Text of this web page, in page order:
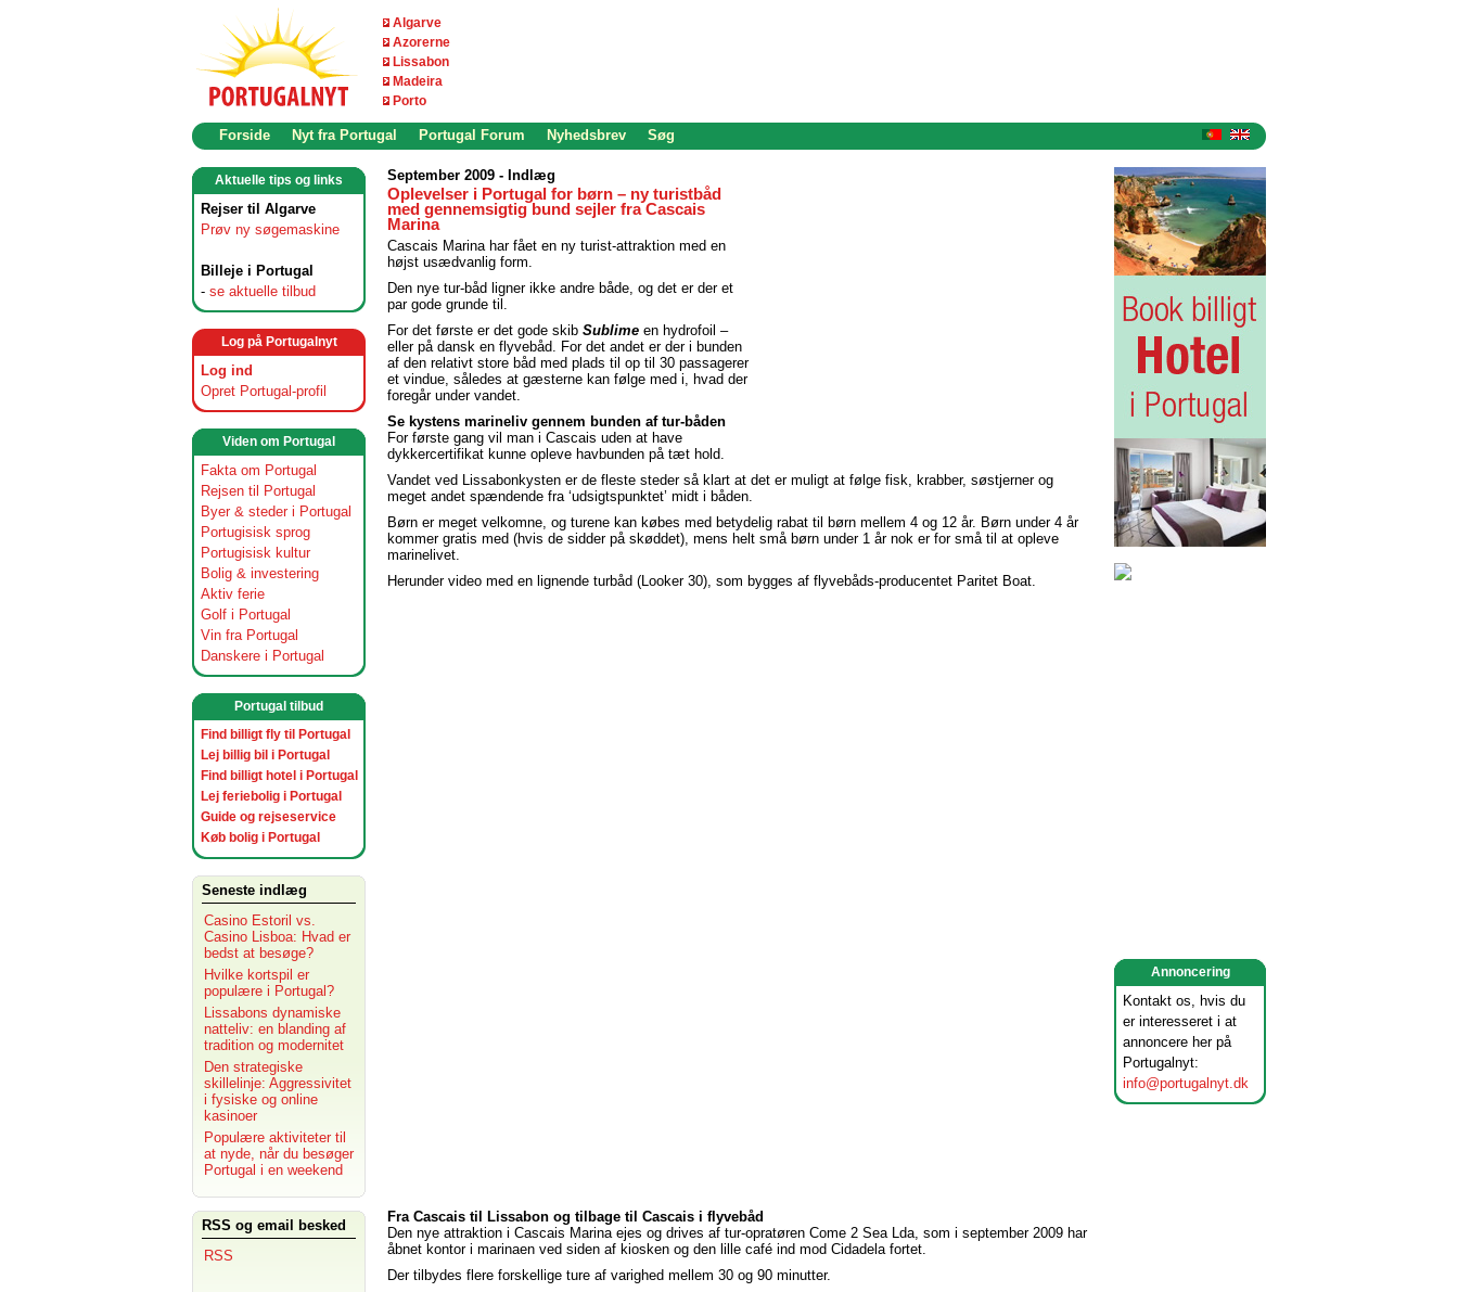
Algarve
Azorerne
Lissabon
Madeira
Porto
Forside Nyt fra Portugal Portugal Forum Nyhedsbrev Søg
Annoncering
Kontakt os, hvis du
er interesseret i at
annoncere her på
Portugalnyt:
info@portugalnyt.dk
Aktuelle tips og links
Rejser til Algarve
Prøv ny søgemaskine
Billeje i Portugal
- se aktuelle tilbud
Log på Portugalnyt
Log ind
Opret Portugal-profil
Viden om Portugal
Fakta om Portugal
Rejsen til Portugal
Byer & steder i Portugal
Portugisisk sprog
Portugisisk kultur
Bolig & investering
Aktiv ferie
Golf i Portugal
Vin fra Portugal
Danskere i Portugal
Portugal tilbud
Find billigt fly til Portugal
Lej billig bil i Portugal
Find billigt hotel i Portugal
Lej feriebolig i Portugal
Guide og rejseservice
Køb bolig i Portugal
Seneste indlæg
Casino Estoril vs.
Casino Lisboa: Hvad er
bedst at besøge?
Hvilke kortspil er
populære i Portugal?
Lissabons dynamiske
natteliv: en blanding af
tradition og modernitet
Den strategiske
skillelinje: Aggressivitet
i fysiske og online
kasinoer
Populære aktiviteter til
at nyde, når du besøger
Portugal i en weekend
RSS og email besked
RSS
September 2009 - Indlæg
Oplevelser i Portugal for børn – ny turistbåd
med gennemsigtig bund sejler fra Cascais
Marina
Cascais Marina har fået en ny turist-attraktion med en
højst usædvanlig form.
Den nye tur-båd ligner ikke andre både, og det er der et
par gode grunde til.
For det første er det gode skib Sublime en hydrofoil –
eller på dansk en flyvebåd. For det andet er der i bunden
af den relativt store båd med plads til op til 30 passagerer
et vindue, således at gæsterne kan følge med i, hvad der
foregår under vandet.
Se kystens marineliv gennem bunden af tur-båden
For første gang vil man i Cascais uden at have
dykkercertifikat kunne opleve havbunden på tæt hold.
Vandet ved Lissabonkysten er de fleste steder så klart at det er muligt at følge fisk, krabber, søstjerner og
meget andet spændende fra ‘udsigtspunktet’ midt i båden.
Børn er meget velkomne, og turene kan købes med betydelig rabat til børn mellem 4 og 12 år. Børn under 4 år
kommer gratis med (hvis de sidder på skøddet), mens helt små børn under 1 år nok er for små til at opleve
marinelivet.
Herunder video med en lignende turbåd (Looker 30), som bygges af flyvebåds-producentet Paritet Boat.
Fra Cascais til Lissabon og tilbage til Cascais i flyvebåd
Den nye attraktion i Cascais Marina ejes og drives af tur-opratøren Come 2 Sea Lda, som i september 2009 har
åbnet kontor i marinaen ved siden af kiosken og den lille café ind mod Cidadela fortet.
Der tilbydes flere forskellige ture af varighed mellem 30 og 90 minutter.